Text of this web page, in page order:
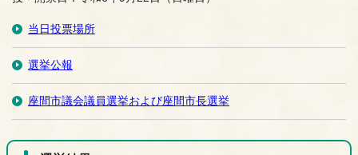
当日投票場所
選挙公報
座間市議会議員選挙および座間市長選挙